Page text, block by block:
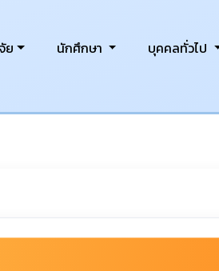
ย นักศึกษา บุคคลทั่วไป